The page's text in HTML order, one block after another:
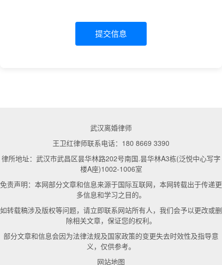
提交信息
武汉离婚律师
王卫红律师联系电话：180 8669 3390
律所地址：武汉市武昌区昙华林路202号南国.昙华林A3栋(泛悦中心写字
楼A座)1002-1006室
免责声明：本网部分文章和信息来源于国际互联网，本网转载出于传递更
多信息和学习之目的。
如转载稿涉及版权等问题，请立即联系网站所有人，我们会予以更改或删
除相关文章，保证您的权利。
部分文章和信息会因为法律法规及国家政策的变更失去时效性及指导意
义，仅供参考。
网站地图